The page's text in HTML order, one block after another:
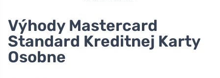
Výhody Mastercard
Standard Kreditnej Karty
Osobne